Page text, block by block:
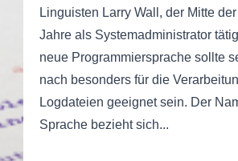
Linguisten Larry Wall, der Mitte
Jahre als Systemadministrator
neue Programmiersprache sollte
nach besonders für die
Logdateien geeignet sein. Der
Sprache bezieht sich...